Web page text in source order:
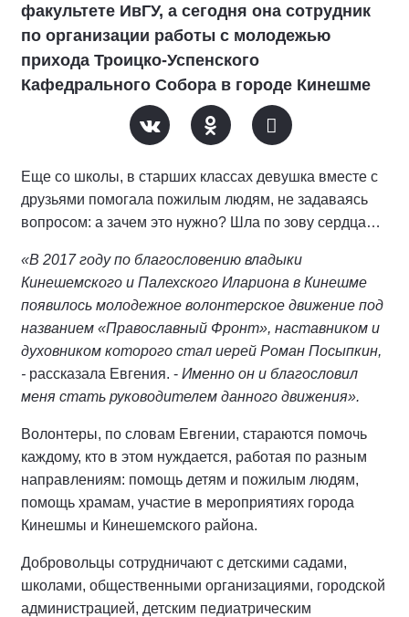
факультете ИвГУ, а сегодня она сотрудник
по организации работы с молодежью
прихода Троицко-Успенского
Кафедрального Собора в городе Кинешме
Еще со школы, в старших классах девушка вместе с
друзьями помогала пожилым людям, не задаваясь
вопросом: а зачем это нужно? Шла по зову сердца…
«В 2017 году по благословению владыки
Кинешемского и Палехского Илариона в Кинешме
появилось молодежное волонтерское движение под
названием «Православный Фронт», наставником и
духовником которого стал иерей Роман Посыпкин,
- рассказала Евгения. - Именно он и благословил
меня стать руководителем данного движения».
Волонтеры, по словам Евгении, стараются помочь
каждому, кто в этом нуждается, работая по разным
направлениям: помощь детям и пожилым людям,
помощь храмам, участие в мероприятиях города
Кинешмы и Кинешемского района.
Добровольцы сотрудничают с детскими садами,
школами, общественными организациями, городской
администрацией, детским педиатрическим